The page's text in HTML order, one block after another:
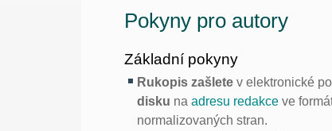
Pokyny pro autory
Základní pokyny
Rukopis zašlete v elektronické
disku naadresu redakce ve
normalizovaných stran.